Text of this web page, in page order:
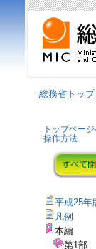
総務省トップ
トップペー
操作方法
平成25
凡例
本編
第1部